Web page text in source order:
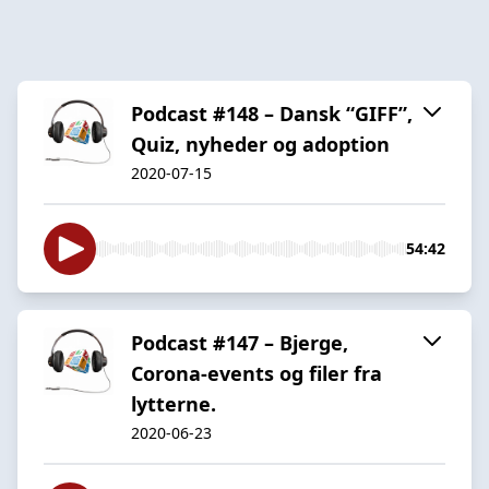
Podcast #148 – Dansk “GIFF”,
Quiz, nyheder og adoption
2020-07-15
54:42
Podcast #147 – Bjerge,
Corona-events og filer fra
lytterne.
2020-06-23